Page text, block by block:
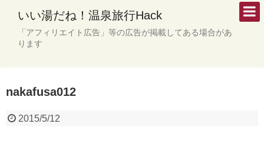
いい湯だね！温泉旅行Hack
「アフィリエイト広告」等の広告が掲載してある場合があ
ります
nakafusa012
2015/5/12